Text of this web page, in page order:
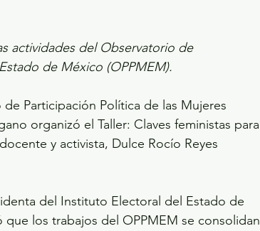
actividades del Observatorio de
de México (OPPMEM).
Participación Política de las Mujeres
organizó el Taller: Claves feministas para
y activista, Dulce Rocío Reyes
del Instituto Electoral del Estado de
los trabajos del OPPMEM se consolidan